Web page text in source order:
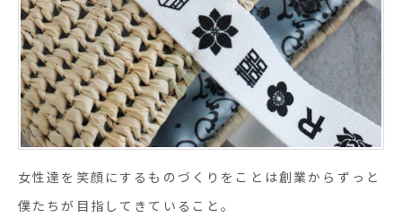
女性達を笑顔にするものづくりをことは創業からずっと
僕たちが目指してきていること。